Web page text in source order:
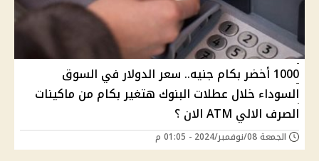
1000 أخضر بكام جنيه.. سعر الدولار في السوق
السوداء خلال عطلات البنوك هتغير بكام من ماكينات
الصرف الالي ATM الان ؟
الجمعة 08/نوفمبر/2024 - 01:05 م